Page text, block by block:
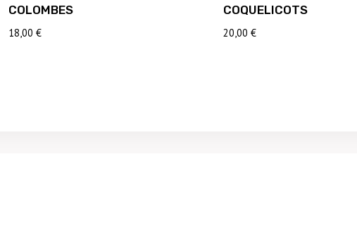
COLOMBES
18,00 €
COQUELICOTS
20,00 €